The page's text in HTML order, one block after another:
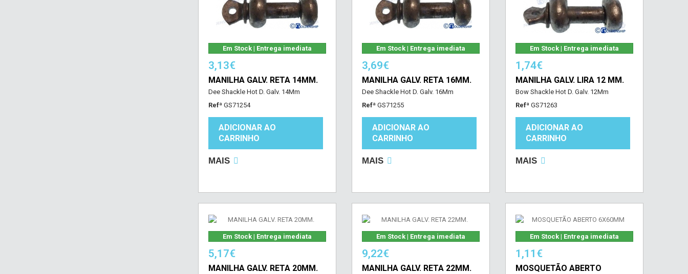
Em Stock | Entrega imediata
3,13€
MANILHA GALV. RETA 14MM.
Dee Shackle Hot D. Galv. 14Mm
Refª GS71254
ADICIONAR AO
CARRINHO
MAIS
Em Stock | Entrega imediata
3,69€
MANILHA GALV. RETA 16MM.
Dee Shackle Hot D. Galv. 16Mm
Refª GS71255
ADICIONAR AO
CARRINHO
MAIS
Em Stock | Entrega imediata
1,74€
MANILHA GALV. LIRA 12 MM.
Bow Shackle Hot D. Galv. 12Mm
Refª GS71263
ADICIONAR AO
CARRINHO
MAIS
Em Stock | Entrega imediata
5,17€
MANILHA GALV. RETA 20MM.
Em Stock | Entrega imediata
9,22€
MANILHA GALV. RETA 22MM.
Em Stock | Entrega imediata
1,11€
MOSQUETÃO ABERTO